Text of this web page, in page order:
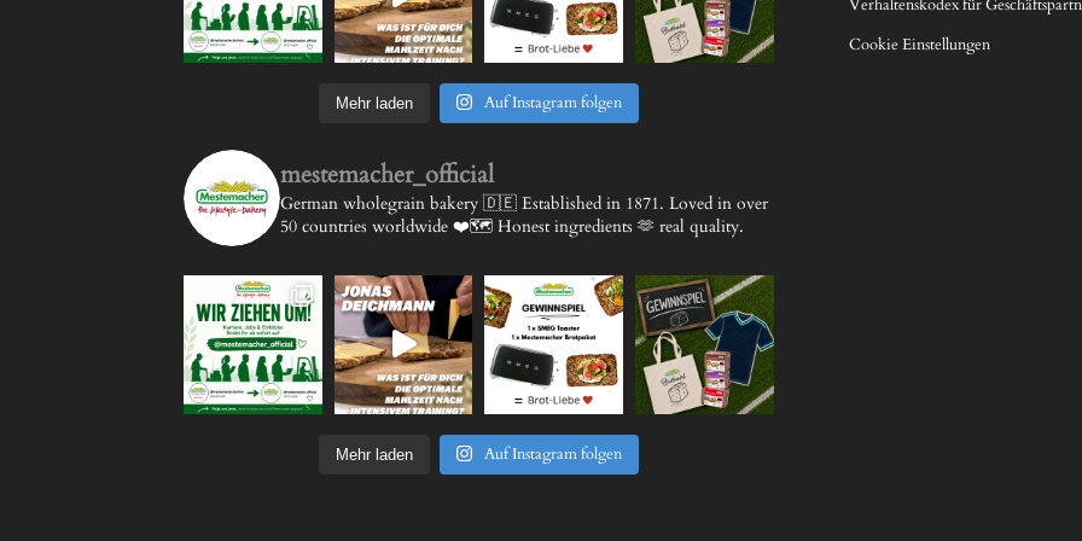
Mehr laden Auf Instagram folgen
mestemacher_official
German wholegrain bakery 🇩🇪 Established in 1871. Loved in over
50 countries worldwide ❤️🗺️ Honest ingredients 🫶 real quality.
Mehr laden Auf Instagram folgen
Verhaltenskodex für
Cookie Einstellungen